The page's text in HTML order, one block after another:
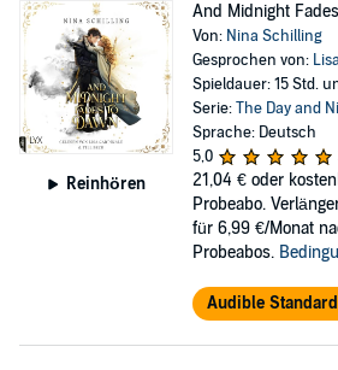
Reinhören
And Midnight
Von: Nina Schilling
Gesprochen von:
Spieldauer: 15 Std.
Serie:The Day and
Sprache: Deutsch
5,0
21,04 € oder
Probeabo.
für 6,99 €/Monat
Probeabos.
Audible